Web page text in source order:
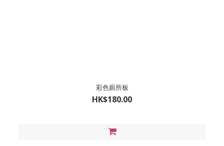
彩色廁所板
HK$180.00